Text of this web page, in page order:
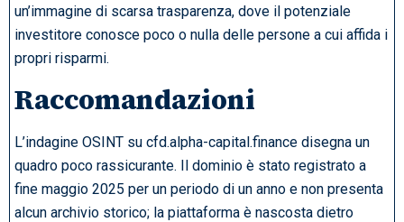
un’immagine di scarsa trasparenza, dove il potenziale
investitore conosce poco o nulla delle persone a cui affida i
propri risparmi.
Raccomandazioni
L’indagine OSINT su cfd.alpha-capital.finance disegna un
quadro poco rassicurante. Il dominio è stato registrato a
fine maggio 2025 per un periodo di un anno e non presenta
alcun archivio storico; la piattaforma è nascosta dietro